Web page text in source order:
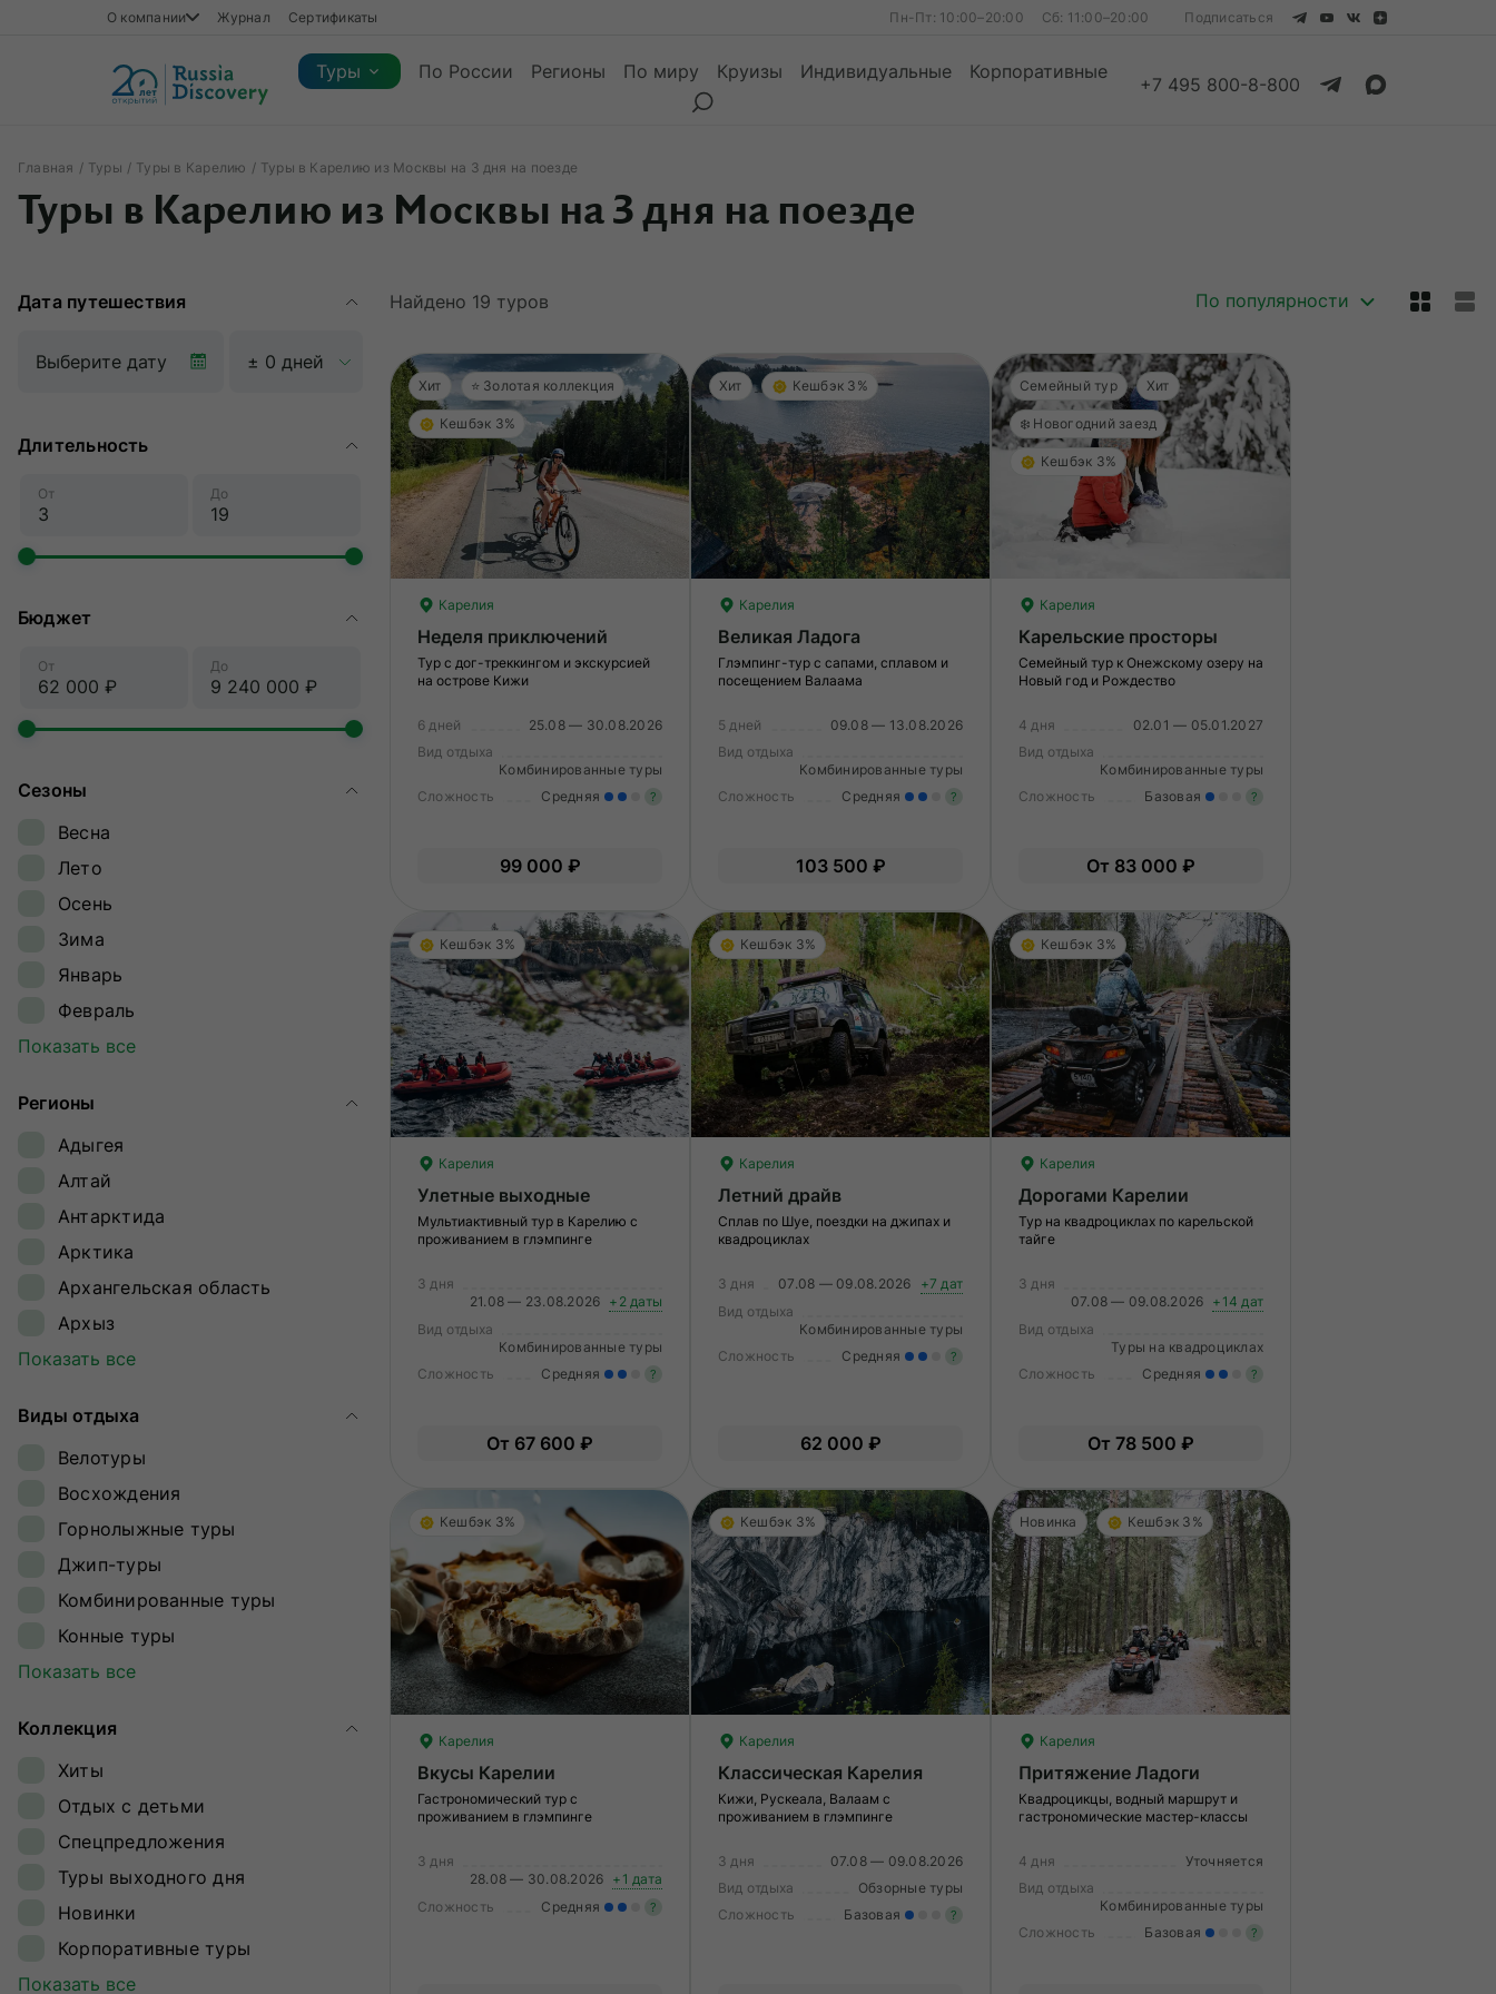
О компании Журнал Сертификаты Пн-Пт: 10:00–20:00 Сб: 11:00–20:00 Подписаться
Туры
Каталог туров
По России Регионы По миру Круизы Индивидуальные Корпоративные
+7 495 800-8-800
Каталог туров
Регионы Коллекции
Главная Туры Туры в Карелию Туры в Карелию из Москвы на 3 дня на поезде
Туры в Карелию из Москвы на 3 дня на поезде
Дата путешествия
Длительность
От До
Бюджет
От До
Сезоны
Весна
Лето
Осень
Зима
Январь
Февраль
Март
Июнь
Июль
Август
Сентябрь
Октябрь
Ноябрь
Декабрь
Показать все
Регионы
Адыгея
Алтай
Антарктида
Арктика
Архангельская область
Архыз
Байкал
Восточный Саян
Дагестан
Ингушетия
Кавказ
Калининградская область
Камчатка
Карелия
Кольский полуостров
Ненецкий автономный округ
Плато Путорана
Приморье
Самарская область
Показать все
Виды отдыха
Велотуры
Восхождения
Горнолыжные туры
Джип-туры
Комбинированные туры
Конные туры
Круизы
Обзорные туры
Ретрит-туры
Сплавы
Треккинг
Туры на квадроциклах
Туры на снегоходах
Туры на собачьих упряжках
Показать все
Коллекция
Хиты
Отдых с детьми
Спецпредложения
Туры выходного дня
Новинки
Корпоративные туры
Гастрономические туры
Показать все
Найдено 19 туров По популярности
Хит ⭐️ Золотая коллекция
Кешбэк 3%
Карелия
Неделя приключений
Тур с дог-треккингом и экскурсией
на острове Кижи
6 дней
25.08 — 30.08.2026
Вид отдыха
Комбинированные туры
Сложность
Средняя ?
вам нужно будет физически
99 000 ₽
Хит Кешбэк 3%
Карелия
Великая Ладога
Глэмпинг-тур с сапами, сплавом и
посещением Валаама
5 дней
09.08 — 13.08.2026
Вид отдыха
Комбинированные туры
Сложность
Средняя ?
вам нужно будет физически
103 500 ₽
Семейный тур Хит
❄️ Новогодний заезд
Кешбэк 3%
Карелия
Карельские просторы
Семейный тур к Онежскому озеру на
Новый год и Рождество
4 дня
02.01 — 05.01.2027
Вид отдыха
Комбинированные туры
Сложность
Базовая ?
От 83 000 ₽
Кешбэк 3%
Карелия
Улетные выходные
Мультиактивный тур в Карелию с
проживанием в глэмпинге
3 дня
21.08 — 23.08.2026 +2 даты
Вид отдыха
Комбинированные туры
Сложность
Средняя ?
вам нужно будет физически
От 67 600 ₽
Кешбэк 3%
Карелия
Летний драйв
Сплав по Шуе, поездки на джипах и
квадроциклах
3 дня 07.08 — 09.08.2026
+7 дат
Вид отдыха
Комбинированные туры
Сложность
Средняя ?
подготовиться к туру.
62 000 ₽
Кешбэк 3%
Карелия
Дорогами Карелии
Тур на квадроциклах по карельской
тайге
3 дня
07.08 — 09.08.2026 +14 дат
Вид отдыха
Туры на квадроциклах
Сложность
Средняя ?
От 78 500 ₽
Кешбэк 3%
Карелия
Вкусы Карелии
Гастрономический тур с
проживанием в глэмпинге
3 дня
28.08 — 30.08.2026 +1 дата
Сложность
Средняя ?
Кешбэк 3%
Карелия
Классическая Карелия
Кижи, Рускеала, Валаам с
проживанием в глэмпинге
3 дня
07.08 — 09.08.2026
Вид отдыха
Обзорные туры
Сложность
Базовая ?
Новинка Кешбэк 3%
Карелия
Притяжение Ладоги
Квадроцикцы, водный маршрут и
гастрономические мастер-классы
4 дня
Уточняется
Вид отдыха
Комбинированные туры
Сложность
Базовая ?